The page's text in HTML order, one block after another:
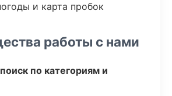
и карта пробок
работы с нами
по категориям и